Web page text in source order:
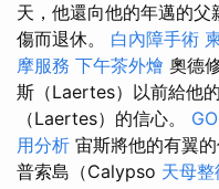
天，他還向他的年邁的
傷而退休。 白內障手術
摩服務 下午茶外燴 奧德
斯（Laertes）以前給他
（Laertes）的信心。
用分析 宙斯將他的有翼
普索島（Calypso 天母